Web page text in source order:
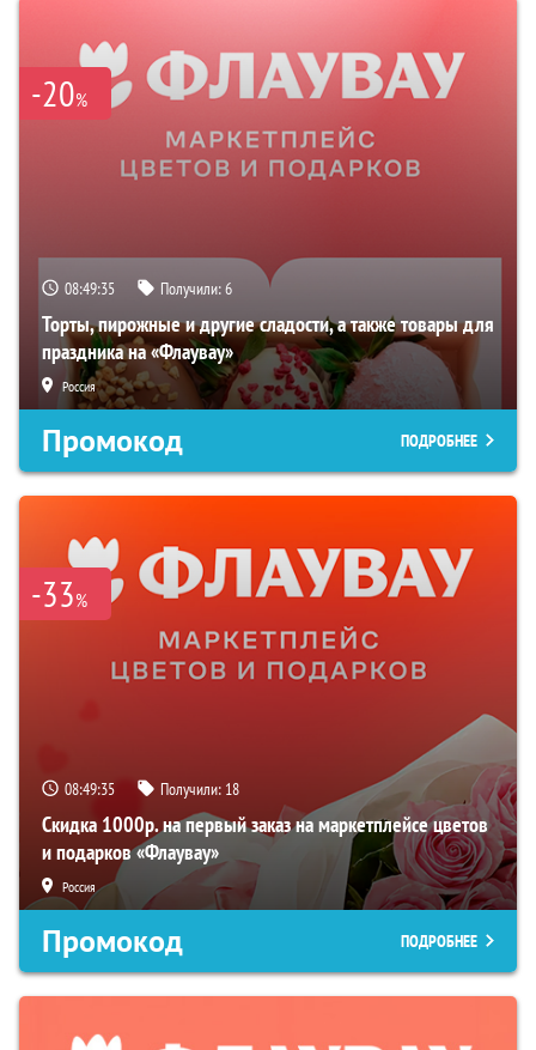
-20%
08:49:34 Получили:6
Торты, пирожные и другие сладости, а также товары для
праздника на «Флаувау»
Россия
Промокод ПОДРОБНЕЕ
-33%
08:49:34 Получили: 18
Скидка 1000р. на первый заказ на маркетплейсе цветов
и подарков «Флаувау»
Россия
Промокод ПОДРОБНЕЕ